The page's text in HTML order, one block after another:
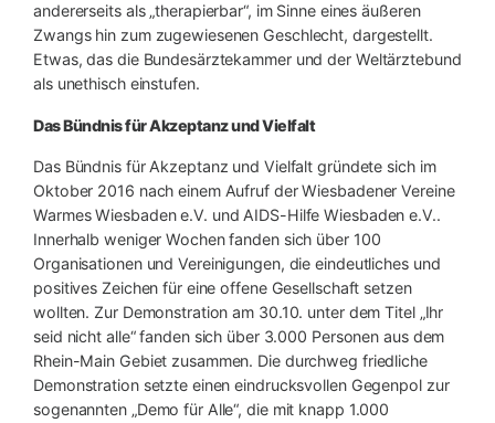
andererseits als „therapierbar“, im Sinne eines äußeren
Zwangs hin zum zugewiesenen Geschlecht, dargestellt.
Etwas, das die Bundesärztekammer und der Weltärztebund
als unethisch einstufen.
Das Bündnis für Akzeptanz und Vielfalt
Das Bündnis für Akzeptanz und Vielfalt gründete sich im
Oktober 2016 nach einem Aufruf der Wiesbadener Vereine
Warmes Wiesbaden e.V. und AIDS-Hilfe Wiesbaden e.V..
Innerhalb weniger Wochen fanden sich über 100
Organisationen und Vereinigungen, die eindeutliches und
positives Zeichen für eine offene Gesellschaft setzen
wollten. Zur Demonstration am 30.10. unter dem Titel „Ihr
seid nicht alle“ fanden sich über 3.000 Personen aus dem
Rhein-Main Gebiet zusammen. Die durchweg friedliche
Demonstration setzte einen eindrucksvollen Gegenpol zur
sogenannten „Demo für Alle“, die mit knapp 1.000